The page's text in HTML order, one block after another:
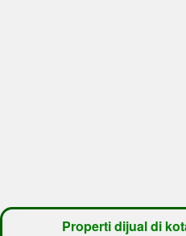
Properti dijual di